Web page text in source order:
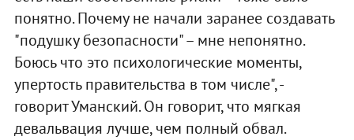
понятно. Почему не начали заранее создавать
"подушку безопасности" – мне непонятно.
Боюсь что это психологические моменты,
упертость правительства в том числе", -
говорит Уманский. Он говорит, что мягкая
девальвация лучше, чем полный обвал.